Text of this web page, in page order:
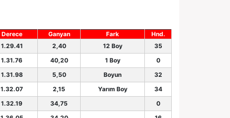
Derece Ganyan Fark
Hnd.
1.29.41 2,40 12 Boy
35
1.31.76 40,20 1 Boy
0
1.31.98 5,50 Boyun
32
1.32.07 2,15 Yarım Boy
34
1.32.19 34,75
0